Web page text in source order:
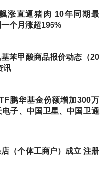
涨直逼猪肉 10年同期最
个月涨超196%
苯甲酸商品报价动态（20
讯
鹏华基金份额增加300万
子、中国卫星、中国卫通
（个体工商户）成立 注册